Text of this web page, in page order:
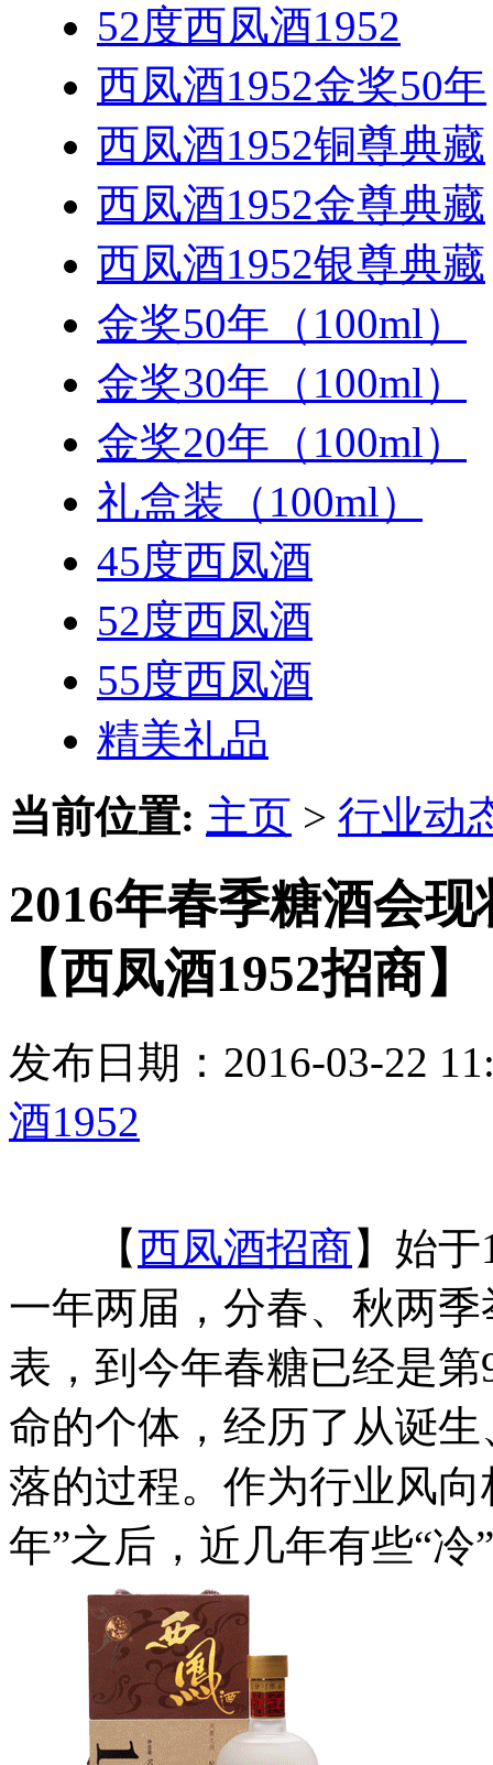
52度西凤酒1952
西凤酒1952金奖50年
西凤酒1952铜尊典藏
西凤酒1952金尊典藏
西凤酒1952银尊典藏
金奖50年（100ml）
金奖30年（100ml）
金奖20年（100ml）
礼盒装（100ml）
45度西凤酒
52度西凤酒
55度西凤酒
精美礼品
当前位置: 主页 > 行业动
2016年春季糖酒会
【西凤酒1952招商】
发布日期：2016-03-22
酒1952
【西凤酒招商】始
一年两届，分春、秋两
表，到今年春糖已经是
命的个体，经历了从诞
落的过程。作为行业风
年”之后，近几年有些“冷